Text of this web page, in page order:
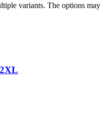
variants. The options may